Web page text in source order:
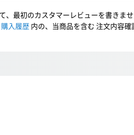
、最初のカスタマーレビューを書きま
購入履歴 内の、当商品を含む 注文内容